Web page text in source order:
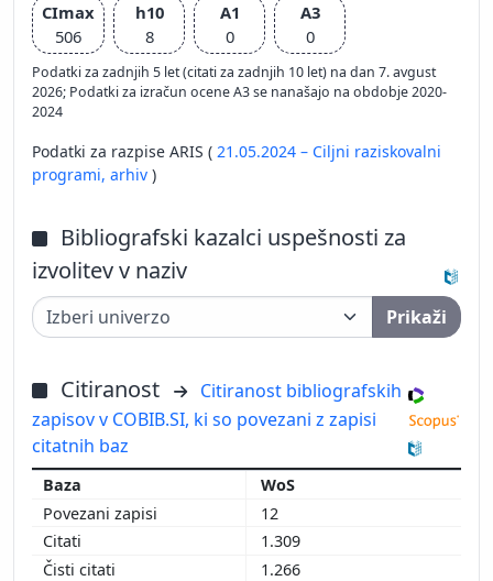
CImax
506
h10
8
A1
0
A3
0
Podatki za zadnjih 5 let (citati za zadnjih 10 let) na dan 7. avgust
2026; Podatki za izračun ocene A3 se nanašajo na obdobje 2020-
2024
Podatki za razpise ARIS ( 21.05.2024 – Ciljni raziskovalni
programi, arhiv )
Bibliografski kazalci uspešnosti za
izvolitev v naziv
Prikaži
Citiranost
Citiranost bibliografskih
zapisov v COBIB.SI, ki so povezani z zapisi
citatnih baz
WoS
12
1.309
1.266